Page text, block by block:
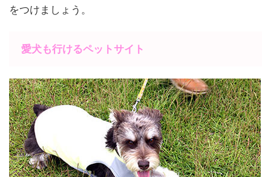
をつけましょう。
愛犬も行けるペットサイト